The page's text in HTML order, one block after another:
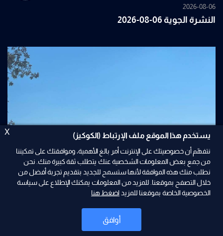
2026-08-06
النشرة الجوية 06-08-2026
2026-08-06
مفاوضات روما تدخل يومها الثالث.. والتصعيد يتواصل
X يستخدم هذا الموقع ملف الإرتباط (الكوكيز)
نتفهّم أن خصوصيتك على الإنترنت أمر بالغ الأهمية، وموافقتك على تمكيننا
من جمع بعض المعلومات الشخصية عنك يتطلب ثقة كبيرة منك. نحن
نطلب منك هذه الموافقة لأنها ستسمح للجديد بتقديم تجربة أفضل من
خلال التصفح بموقعنا. للمزيد من المعلومات يمكنك الإطلاع على سياسة
الخصوصية الخاصة بموقعنا للمزيد اضغط هنا
أوافق